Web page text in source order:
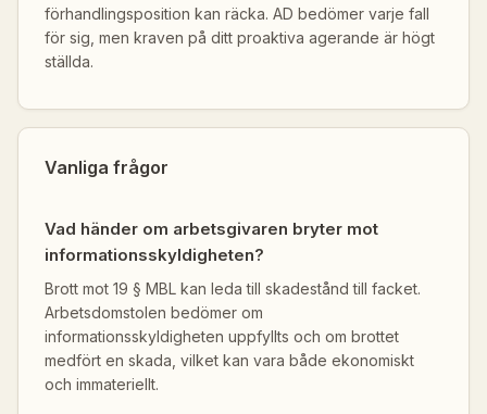
förhandlingsposition kan räcka. AD bedömer varje fall
för sig, men kraven på ditt proaktiva agerande är högt
ställda.
Vanliga frågor
Vad händer om arbetsgivaren bryter mot
informationsskyldigheten?
Brott mot 19 § MBL kan leda till skadestånd till facket.
Arbetsdomstolen bedömer om
informationsskyldigheten uppfyllts och om brottet
medfört en skada, vilket kan vara både ekonomiskt
och immateriellt.